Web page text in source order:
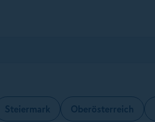
Steiermark Oberösterreich